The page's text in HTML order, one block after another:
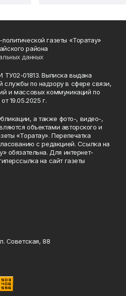
газеты «Торатау»
района
данных
ТУ02-01813. Выписка выдана
службы по надзору в сфере связи,
и массовых коммуникаций по
19.05.2025 г.
а также фото-, видео-,
объектами авторского и
«Торатау». Перепечатка
с редакцией. Ссылка на
обязательна. Для интернет-
на сайт газеты
Советская, 88